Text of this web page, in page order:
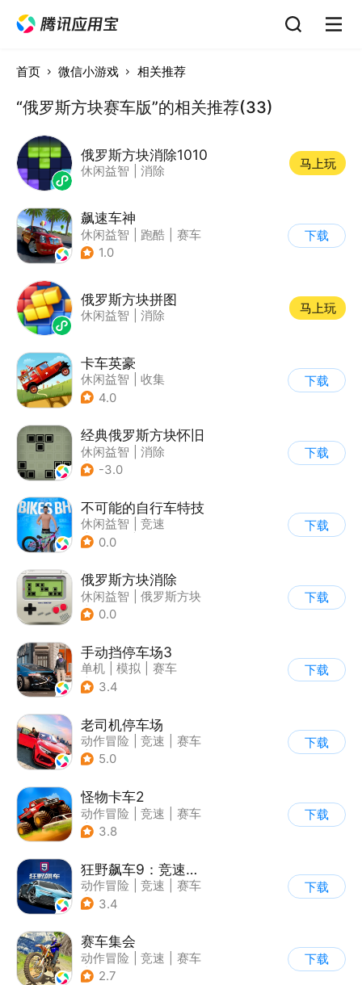
首页 微信小游戏 相关推荐
“俄罗斯方块赛车版”的相关推荐(33)
俄罗斯方块消除1010
休闲益智 消除
马上玩
飙速车神
休闲益智 跑酷
赛车
| 漂移
1.0
下载
俄罗斯方块拼图
休闲益智 消除
马上玩
卡车英豪
休闲益智
收集
4.0
下载
经典俄罗斯方块怀旧
休闲益智
消除
| 俄罗斯方块
-3.0
下载
不可能的自行车特技
休闲益智
竞速
| 自行车
0.0
下载
俄罗斯方块消除
休闲益智
俄罗斯方块
| 消除
0.0
下载
手动挡停车场3
单机 模拟
赛车
| 开放世界
3.4
下载
老司机停车场
动作冒险 竞速
赛车
| 写实
5.0
下载
怪物卡车2
动作冒险 竞速
赛车
| 卡通
3.8
下载
狂野飙车9：竞速传奇
动作冒险 竞速
赛车
| 狂野飙车
3.4
下载
赛车集会
动作冒险 竞速
赛车
| 写实
2.7
下载